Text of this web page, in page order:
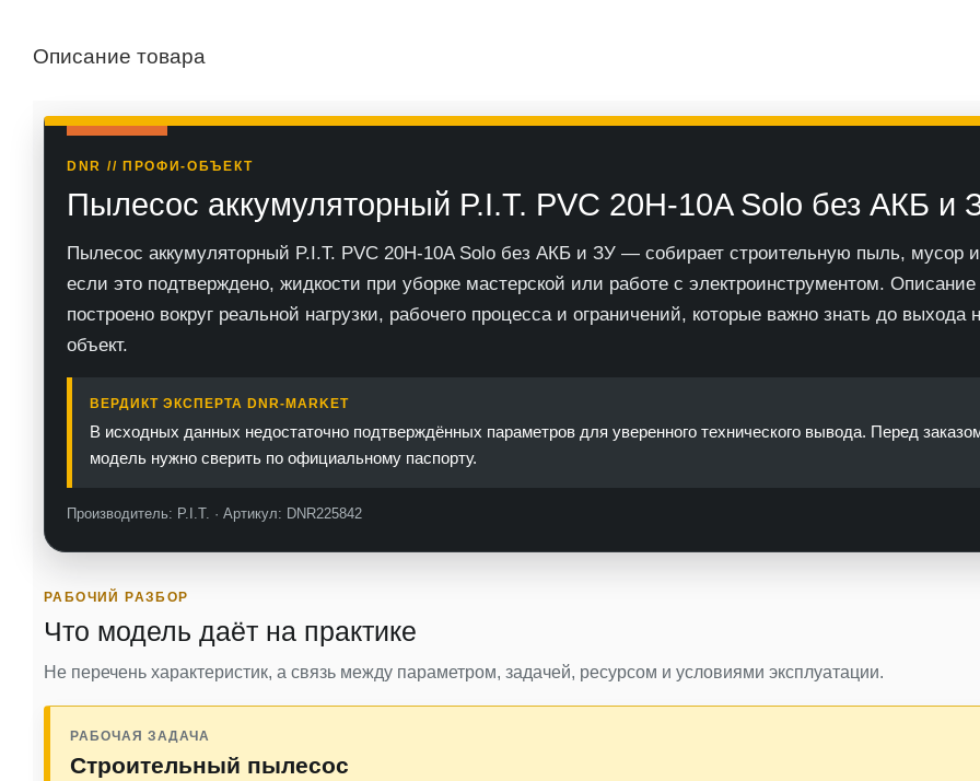
Описание товара
DNR // ПРОФИ-ОБЪЕКТ
Пылесос аккумуляторный P.I.T. PVC 20H-10A Solo без АКБ и
Пылесос аккумуляторный P.I.T. PVC 20H-10A Solo без АКБ и ЗУ — собирает строительную пыль, мусор
если это подтверждено, жидкости при уборке мастерской или работе с электроинструментом. Описание
построено вокруг реальной нагрузки, рабочего процесса и ограничений, которые важно знать до выхода
объект.
ВЕРДИКТ ЭКСПЕРТА DNR-MARKET
В исходных данных недостаточно подтверждённых параметров для уверенного технического вывода. Перед
модель нужно сверить по официальному паспорту.
Производитель: P.I.T. · Артикул: DNR225842
РАБОЧИЙ РАЗБОР
Что модель даёт на практике
Не перечень характеристик, а связь между параметром, задачей, ресурсом и условиями эксплуатации.
РАБОЧАЯ ЗАДАЧА
Строительный пылесос